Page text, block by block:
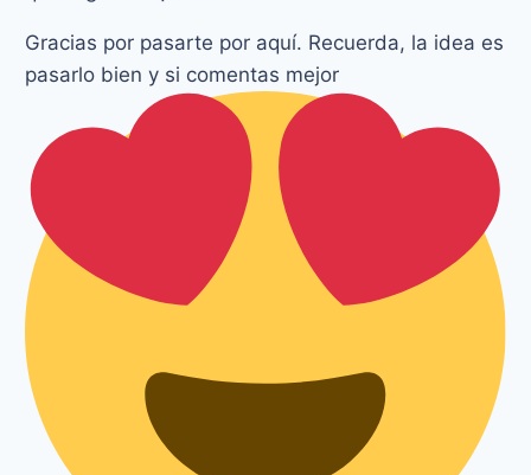
Gracias por pasarte por aquí. Recuerda, la idea es
pasarlo bien y si comentas mejor